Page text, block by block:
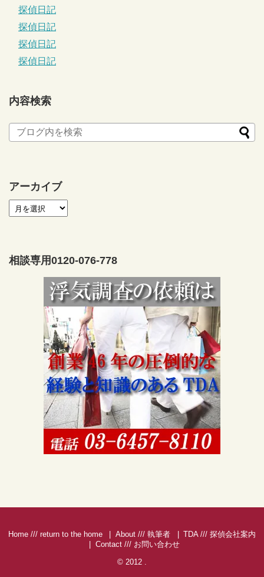
探偵日記
探偵日記
探偵日記
探偵日記
内容検索
アーカイブ
相談専用0120-076-778
Home /// return to the home About /// 執筆者
TDA /// 探偵会社案内
Contact /// お問い合わせ
© 2012